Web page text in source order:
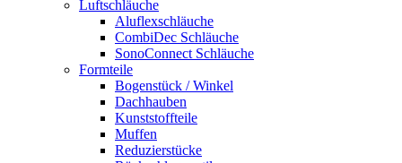
Luftschläuche
Aluflexschläuche
CombiDec Schläuche
SonoConnect Schläuche
Formteile
Bogenstück / Winkel
Dachhauben
Kunststoffteile
Muffen
Reduzierstücke